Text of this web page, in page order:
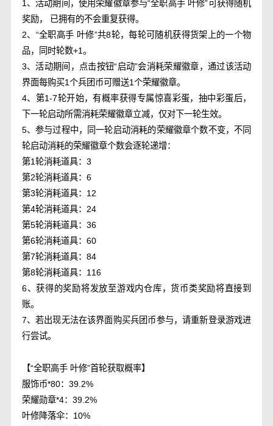
1、活动期间，使用荣耀徽章参与“全职高手 叶修”可获得随机
奖励， 已拥有的不会重复获得。
2、“全职高手 叶修”共8轮，每轮可随机获得货架上的一个物
品，同时轮数+1。
3、活动期间，点击按钮“启动”会消耗荣耀徽章，通过该活动
界面每购买1个兵团币可赠送1个荣耀徽章。
4、第1-7轮开始，有概率获得专属惊喜彩蛋，抽中彩蛋后，
下一轮启动所需消耗荣耀徽章立减，仅对下一轮生效。
5、参与过程中，同一轮启动消耗的荣耀徽章个数不变，不同
轮启动消耗的荣耀徽章个数会逐轮递增：
第1轮消耗道具：3
第2轮消耗道具：6
第3轮消耗道具：12
第4轮消耗道具：24
第5轮消耗道具：36
第6轮消耗道具：60
第7轮消耗道具：84
第8轮消耗道具：116
6、获得的奖励将发放至游戏内仓库，货币类奖励将直接到
账。
7、若出现无法在该界面购买兵团币参与，请重新登录游戏进
行尝试。
【“全职高手 叶修”首轮获取概率】
服饰币*80：39.2%
荣耀勋章*4：39.2%
叶修降落伞：10%